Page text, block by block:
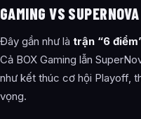
GAMING VS SUPERNOVA
Đây gần như là trận “6
Cả BOX Gaming lẫn
như kết thúc cơ hội Playoff,
vọng.